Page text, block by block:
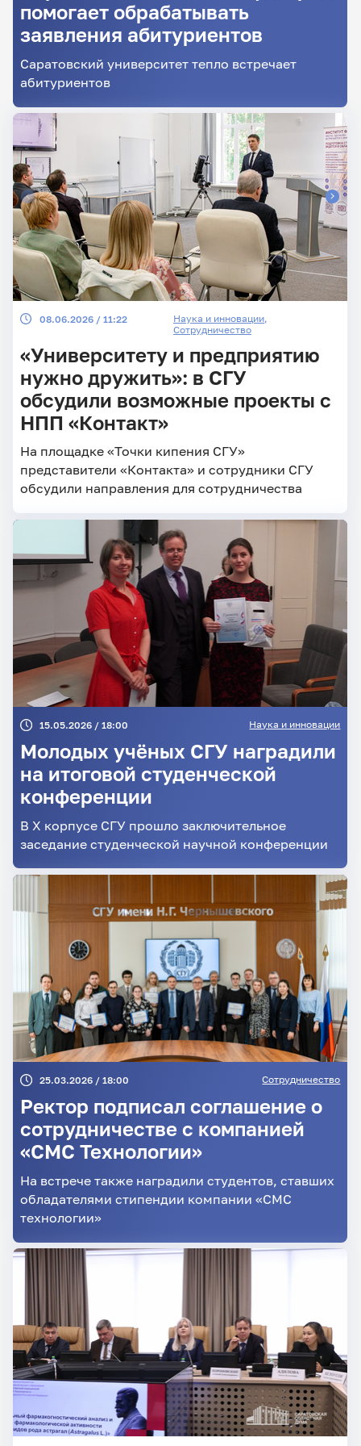
Главные
новости
помогает обрабатывать
заявления абитуриентов
Саратовский университет тепло встречает
абитуриентов
08.06.2026 / 11:22 Наука и инновации,
Сотрудничество
«Университету и предприятию
нужно дружить»: в СГУ
обсудили возможные проекты с
НПП «Контакт»
На площадке «Точки кипения СГУ»
представители «Контакта» и сотрудники СГУ
обсудили направления для сотрудничества
15.05.2026 / 18:00 Наука и инновации
Молодых учёных СГУ наградили
на итоговой студенческой
конференции
В X корпусе СГУ прошло заключительное
заседание студенческой научной конференции
25.03.2026 / 18:00 Сотрудничество
Ректор подписал соглашение о
сотрудничестве с компанией
«СМС Технологии»
На встрече также наградили студентов, ставших
обладателями стипендии компании «СМС
технологии»